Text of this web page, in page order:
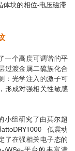
体块的相位-电压磁滞
一个高度可调谐的平
过渡金属二硫族化合
：光学注入的激子可
形成对强相关性敏感
小组研究了由莫尔超
- 低震动
了在强相关电子态的